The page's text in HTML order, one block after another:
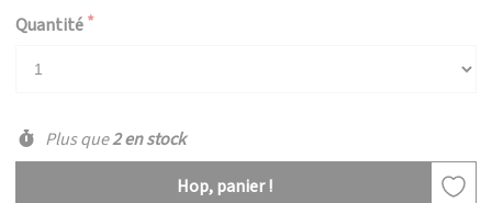
Quantité
Plus que2 en stock
Hop, panier !